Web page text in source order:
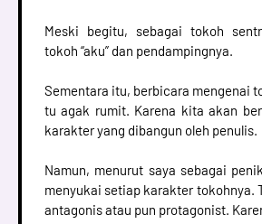
Meski begitu, sebagai tokoh
tokoh “aku” dan pendampingnya.
Sementara itu, berbicara mengenai
tu agak rumit. Karena kita akan
karakter yang dibangun oleh penulis.
Namun, menurut saya sebagai
menyukai setiap karakter tokohnya.
antagonis atau pun protagonist.